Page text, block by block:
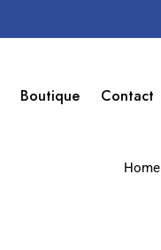
Boutique Contact
Home